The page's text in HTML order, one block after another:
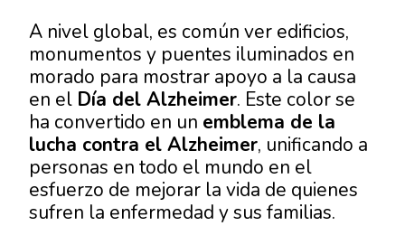
A nivel global, es común ver edificios,
monumentos y puentes iluminados en
morado para mostrar apoyo a la causa
en el Día del Alzheimer. Este color se
ha convertido en un emblema de la
lucha contra el Alzheimer, unificando a
personas en todo el mundo en el
esfuerzo de mejorar la vida de quienes
sufren la enfermedad y sus familias.